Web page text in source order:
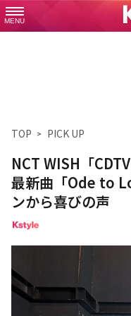
MENU
TOP PICK UP
NCT WISH「
最新曲「Ode to
ンから喜びの声